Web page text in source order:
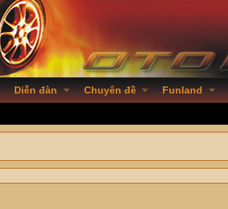
Diễn đàn Chuyên đề Funland